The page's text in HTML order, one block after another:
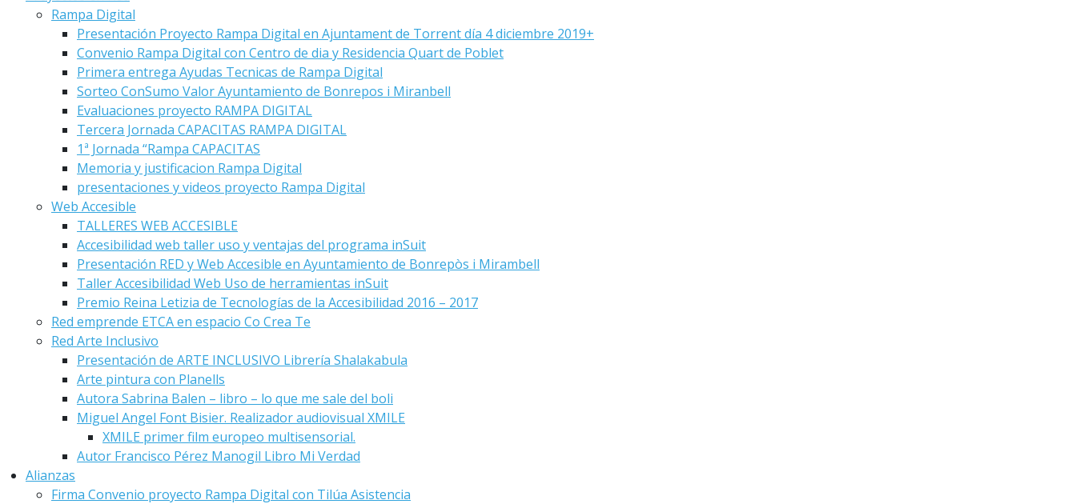
Rampa Digital
Presentación Proyecto Rampa Digital en Ajuntament de Torrent día 4 diciembre 2019+
Convenio Rampa Digital con Centro de dia y Residencia Quart de Poblet
Primera entrega Ayudas Tecnicas de Rampa Digital
Sorteo ConSumo Valor Ayuntamiento de Bonrepos i Miranbell
Evaluaciones proyecto RAMPA DIGITAL
Tercera Jornada CAPACITAS RAMPA DIGITAL
1ª Jornada “Rampa CAPACITAS
Memoria y justificacion Rampa Digital
presentaciones y videos proyecto Rampa Digital
Web Accesible
TALLERES WEB ACCESIBLE
Accesibilidad web taller uso y ventajas del programa inSuit
Presentación RED y Web Accesible en Ayuntamiento de Bonrepòs i Mirambell
Taller Accesibilidad Web Uso de herramientas inSuit
Premio Reina Letizia de Tecnologías de la Accesibilidad 2016 – 2017
Red emprende ETCA en espacio Co Crea Te
Red Arte Inclusivo
Presentación de ARTE INCLUSIVO Librería Shalakabula
Arte pintura con Planells
Autora Sabrina Balen – libro – lo que me sale del boli
Miguel Angel Font Bisier. Realizador audiovisual XMILE
XMILE primer film europeo multisensorial.
Autor Francisco Pérez Manogil Libro Mi Verdad
Alianzas
Firma Convenio proyecto Rampa Digital con Tilúa Asistencia